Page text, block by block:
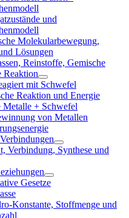
und
Molekularbewegung,
Lösungen
Reinstoffe, Gemische
Reaktion
mit Schwefel
Reaktion und Energie
Metalle + Schwefel
von Metallen
Verbindung, Synthese und
Gesetze
Konstante, Stoffmenge und